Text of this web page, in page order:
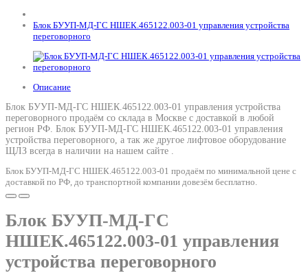
Блок БУУП-МД-ГС НШЕК.465122.003-01 управления устройства
переговорного
Описание
Блок БУУП-МД-ГС НШЕК.465122.003-01 управления устройства
переговорного продаём со склада в Москве с доставкой в любой
регион РФ. Блок БУУП-МД-ГС НШЕК.465122.003-01 управления
устройства переговорного, а так же другое лифтовое оборудование
ЩЛЗ всегда в наличии на нашем сайте .
Блок БУУП-МД-ГС НШЕК.465122.003-01 продаём по минимальной цене с
доставкой по РФ, до транспортной компании довезём бесплатно.
Блок БУУП-МД-ГС
НШЕК.465122.003-01 управления
устройства переговорного